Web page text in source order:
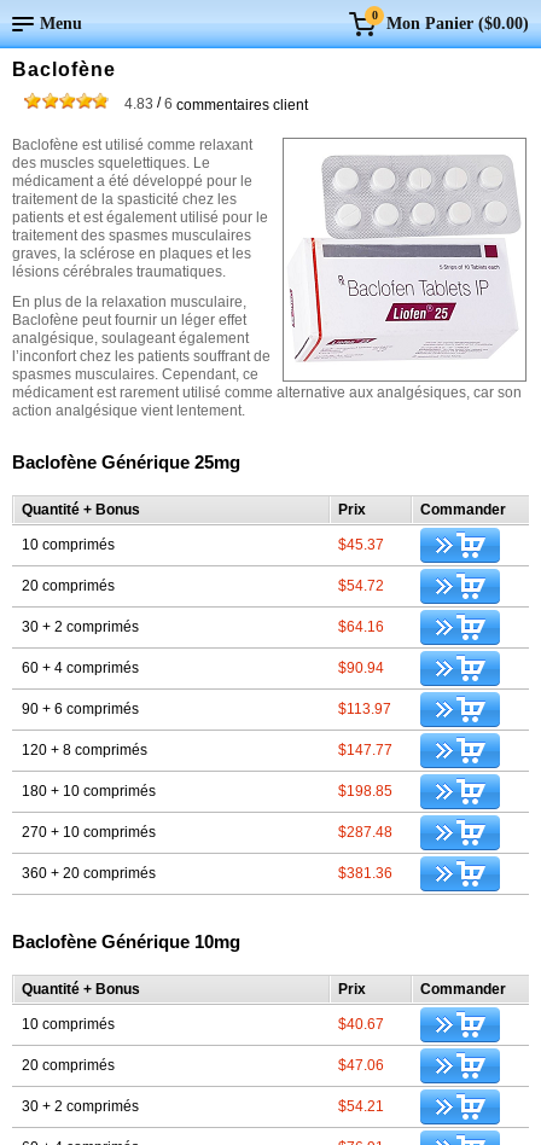
Menu 0 Mon Panier ($0.00)
Baclofène
4.83 /6 commentaires client
Baclofène est utilisé comme relaxant
des muscles squelettiques. Le
médicament a été développé pour le
traitement de la spasticité chez les
patients et est également utilisé pour le
traitement des spasmes musculaires
graves, la sclérose en plaques et les
lésions cérébrales traumatiques.
En plus de la relaxation musculaire,
Baclofène peut fournir un léger effet
analgésique, soulageant également
l’inconfort chez les patients souffrant de
spasmes musculaires. Cependant, ce
médicament est rarement utilisé comme alternative aux analgésiques, car son
action analgésique vient lentement.
Baclofène Générique 25mg
Quantité + Bonus Prix Commander
10 comprimés $45.37
20 comprimés $54.72
30 + 2 comprimés $64.16
60 + 4 comprimés $90.94
90 + 6 comprimés $113.97
120 + 8 comprimés $147.77
180 + 10 comprimés $198.85
270 + 10 comprimés $287.48
360 + 20 comprimés $381.36
Baclofène Générique 10mg
Quantité + Bonus Prix Commander
10 comprimés $40.67
20 comprimés $47.06
30 + 2 comprimés $54.21